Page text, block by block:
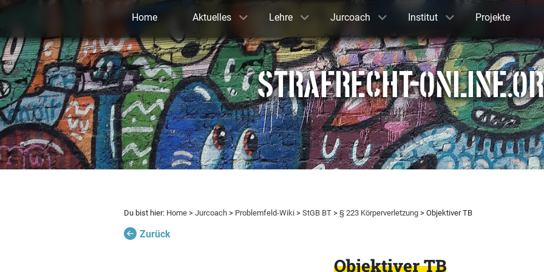
Home Aktuelles Lehre Jurcoach Institut Projekte
STRAFRECHT-
Du bist hier: Home > Jurcoach > Problemfeld-Wiki > StGB BT > § 223 Körperverletzung > Objektiver TB
Zurück
Objektiver TB